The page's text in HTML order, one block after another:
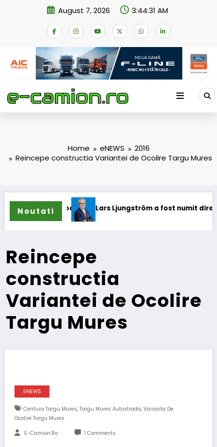
August 7, 2026 3:44:31 AM
Home eNEWS
2016
Reincepe constructia Variantei de Ocolire Targu Mures
Noutati
Lars Ljungström a fost numit director general
Reincepe
constructia
Variantei de Ocolire
Targu Mures
ENEWS
Centura Targu Mures, Targu Mures Autostrada, Varianta De
Ocolire Targu Mures
E-Camion.ro 1 Comments